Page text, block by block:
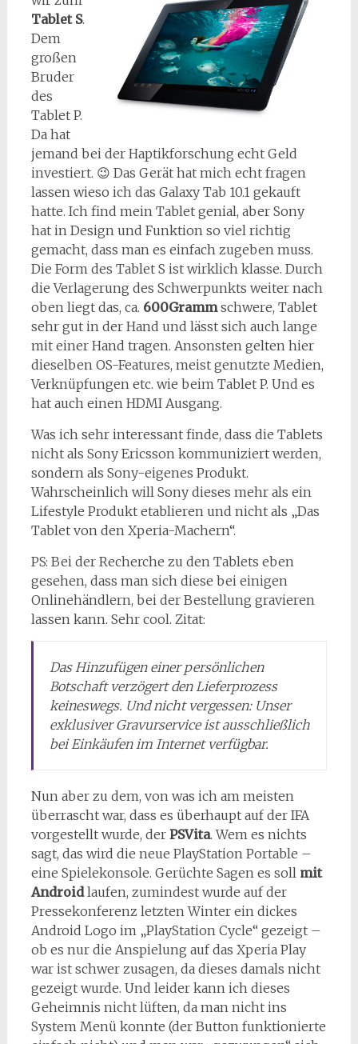
Tablet S.
Dem
großen
Bruder
des
Tablet P.
Da hat
jemand bei der Haptikforschung echt Geld
investiert. 😉 Das Gerät hat mich echt fragen
lassen wieso ich das Galaxy Tab 10.1 gekauft
hatte. Ich find mein Tablet genial, aber Sony
hat in Design und Funktion so viel richtig
gemacht, dass man es einfach zugeben muss.
Die Form des Tablet S ist wirklich klasse. Durch
die Verlagerung des Schwerpunkts weiter nach
oben liegt das, ca. 600Grammschwere, Tablet
sehr gut in der Hand und lässt sich auch lange
mit einer Hand tragen. Ansonsten gelten hier
dieselben OS-Features, meist genutzte Medien,
Verknüpfungen etc. wie beim Tablet P. Und es
hat auch einen HDMI Ausgang.
Was ich sehr interessant finde, dass die Tablets
nicht als Sony Ericsson kommuniziert werden,
sondern als Sony-eigenes Produkt.
Wahrscheinlich will Sony dieses mehr als ein
Lifestyle Produkt etablieren und nicht als „Das
Tablet von den Xperia-Machern“.
PS: Bei der Recherche zu den Tablets eben
gesehen, dass man sich diese bei einigen
Onlinehändlern, bei der Bestellung gravieren
lassen kann. Sehr cool. Zitat:
Das Hinzufügen einer persönlichen
Botschaft verzögert den Lieferprozess
keineswegs. Und nicht vergessen: Unser
exklusiver Gravurservice ist ausschließlich
bei Einkäufen im Internet verfügbar.
Nun aber zu dem, von was ich am meisten
überrascht war, dass es überhaupt auf der IFA
vorgestellt wurde, der PSVita. Wem es nichts
sagt, das wird die neue PlayStation Portable –
eine Spielekonsole. Gerüchte Sagen es soll mit
Androidlaufen, zumindest wurde auf der
Pressekonferenz letzten Winter ein dickes
Android Logo im „PlayStation Cycle“ gezeigt –
ob es nur die Anspielung auf das Xperia Play
war ist schwer zusagen, da dieses damals nicht
gezeigt wurde. Und leider kann ich dieses
Geheimnis nicht lüften, da man nicht ins
System Menü konnte (der Button funktionierte